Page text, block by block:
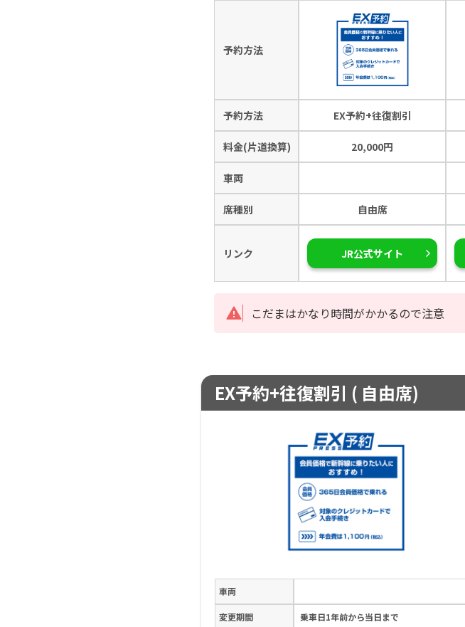
予約方法
予約方法 EX予約+往復割引
料金(片道換算) 20,000円
車両
席種別 自由席
リンク JR公式サイト
こだまはかなり時間がかかるので注意
EX予約+往復割引 ( 自由席)
車両
変更期間 乗車日1年前から当日まで